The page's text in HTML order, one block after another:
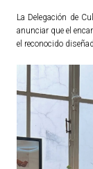
Accesibilidad
SERVICIOS
Educación
Deportes
Centros
Medio
La Delegación de
anunciar que el
el reconocido